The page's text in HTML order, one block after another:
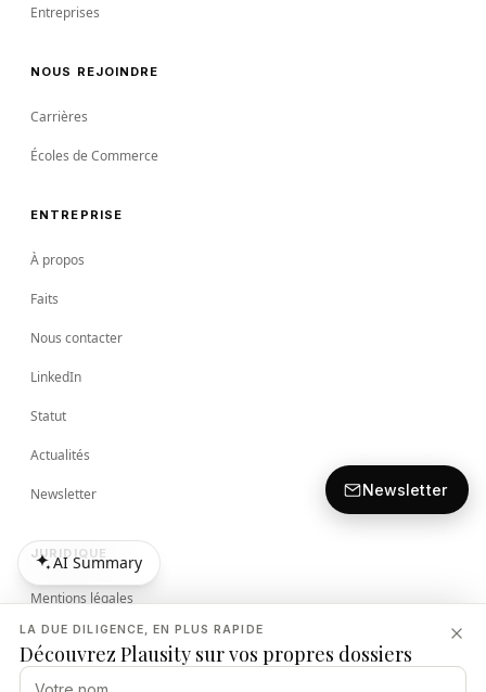
LA DUE DILIGENCE, EN PLUS RAPIDE
Découvrez Plausity sur vos propres dossiers
Entreprises
NOUS REJOINDRE
Carrières
Écoles de Commerce
ENTREPRISE
À propos
Faits
Nous contacter
LinkedIn
Statut
Actualités
Newsletter
JURIDIQUE
Mentions légales
Conditions
AI Summary
AI Summary
Newsletter